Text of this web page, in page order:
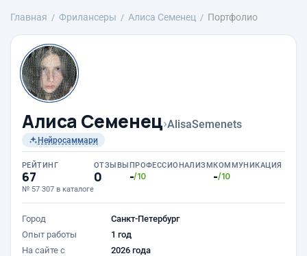
Главная Фрилансеры Алиса Семенец Портфолио
Алиса Семенец›AlisaSemenets
Нейросаммари
РЕЙТИНГ
67
№ 57 307 в каталоге
ОТЗЫВЫ
0
ПРОФЕССИОНАЛИЗМ
-/10
КОММУНИКАЦИЯ
-/10
Город
Санкт-Петербург
Опыт работы
1 год
На сайте с
2026 года